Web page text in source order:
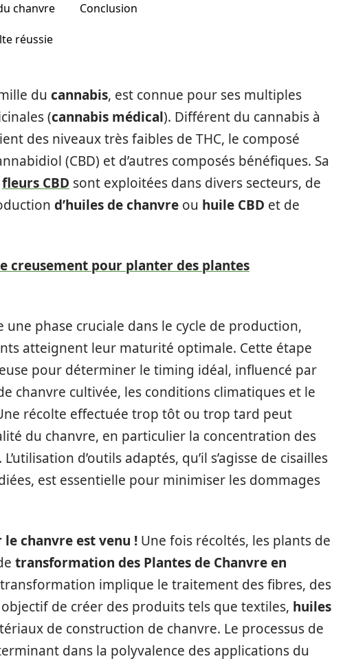
chanvre
réussie
Conclusion
du cannabis, est connue pour ses multiples
(cannabis médical). Différent du cannabis à
des niveaux très faibles de THC, le composé
(CBD) et d’autres composés bénéfiques. Sa
fleurs CBD sont exploitées dans divers secteurs, de
d’huiles de chanvre ou huile CBD et de
creusement pour planter des plantes
une phase cruciale dans le cycle de production,
atteignent leur maturité optimale. Cette étape
pour déterminer le timing idéal, influencé par
chanvre cultivée, les conditions climatiques et le
récolte effectuée trop tôt ou trop tard peut
du chanvre, en particulier la concentration des
d’outils adaptés, qu’il s’agisse de cisailles
est essentielle pour minimiser les dommages
chanvre est venu ! Une fois récoltés, les plants de
transformation des Plantes de Chanvre en
implique le traitement des fibres, des
de créer des produits tels que textiles, huiles
de construction de chanvre. Le processus de
dans la polyvalence des applications du